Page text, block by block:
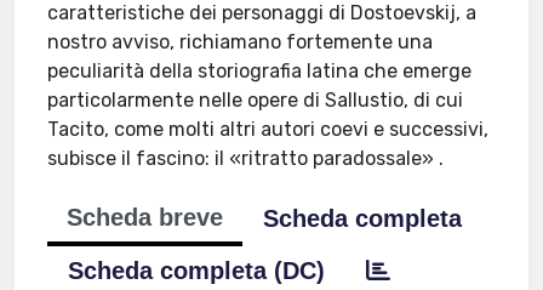
caratteristiche dei personaggi di Dostoevskij, a
nostro avviso, richiamano fortemente una
peculiarità della storiografia latina che emerge
particolarmente nelle opere di Sallustio, di cui
Tacito, come molti altri autori coevi e successivi,
subisce il fascino: il «ritratto paradossale» .
Scheda breve
Scheda completa
Scheda completa (DC)